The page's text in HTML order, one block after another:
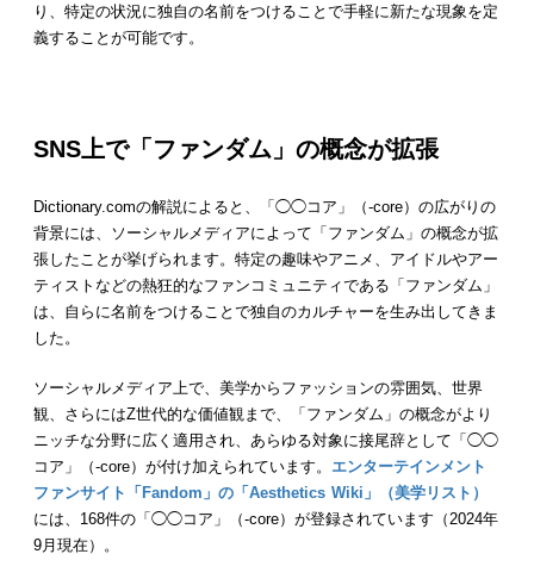
り、特定の状況に独自の名前をつけることで手軽に新たな現象を定
義することが可能です。
SNS上で「ファンダム」の概念が拡張
Dictionary.comの解説によると、「◯◯コア」（-core）の広がりの
背景には、ソーシャルメディアによって「ファンダム」の概念が拡
張したことが挙げられます。特定の趣味やアニメ、アイドルやアー
ティストなどの熱狂的なファンコミュニティである「ファンダム」
は、自らに名前をつけることで独自のカルチャーを生み出してきま
した。
ソーシャルメディア上で、美学からファッションの雰囲気、世界
観、さらにはZ世代的な価値観まで、「ファンダム」の概念がより
ニッチな分野に広く適用され、あらゆる対象に接尾辞として「◯◯
コア」（-core）が付け加えられています。 エンターテインメント
ファンサイト「Fandom」の「Aesthetics Wiki」（美学リスト）
には、168件の「◯◯コア」（-core）が登録されています（2024年
9月現在）。